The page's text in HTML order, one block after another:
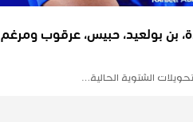
بن بولعيد، حبيس، عرقوب ومرغم
الشتوية الحالية…